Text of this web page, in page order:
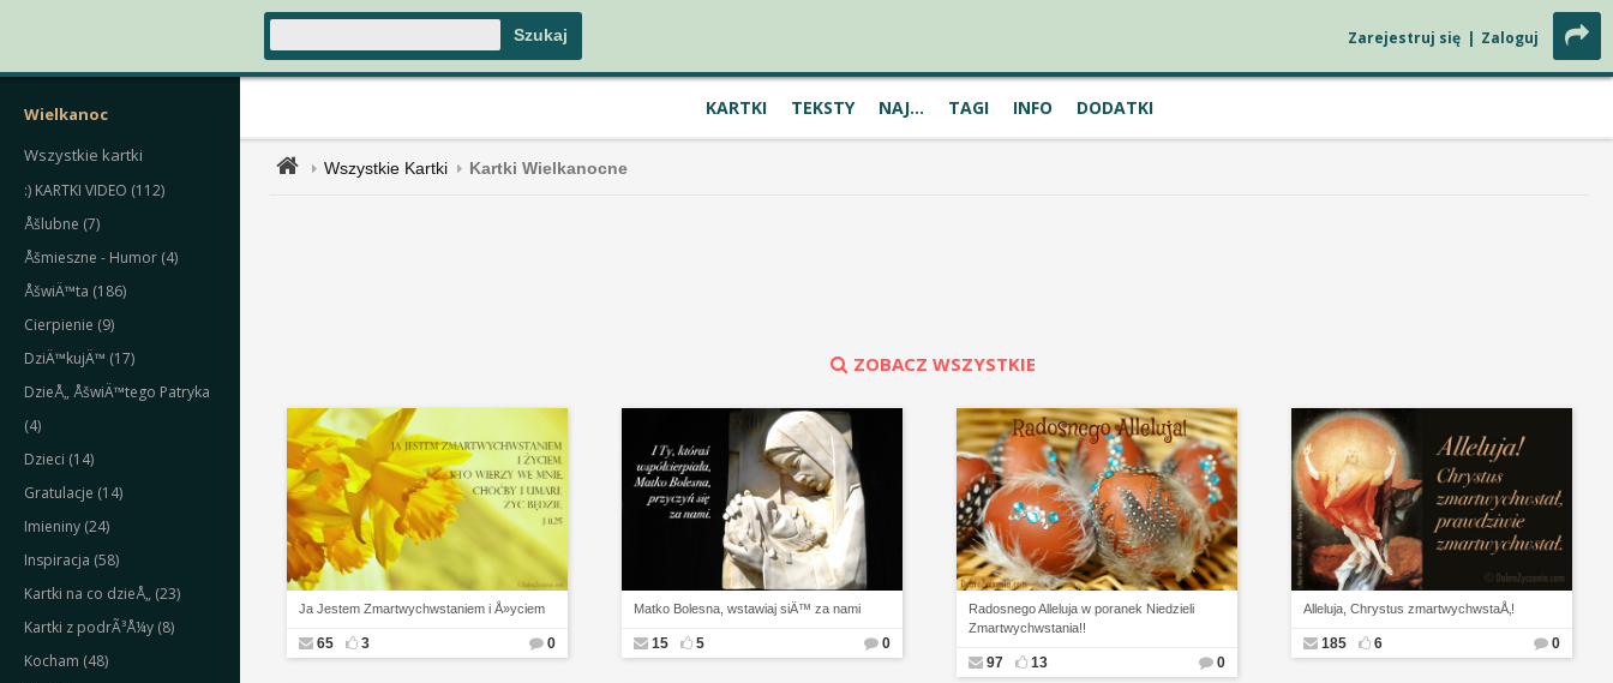
Zarejestruj się | Zaloguj
KARTKI TEKSTY NAJ... TAGI INFO DODATKI
Wielkanoc
Wszystkie kartki
:) KARTKI VIDEO (112)
Åšlubne (7)
Åšmieszne - Humor (4)
ÅšwiÄ™ta (186)
Cierpienie (9)
DziÄ™kujÄ™ (17)
DzieÅ„ ÅšwiÄ™tego Patryka
(4)
Dzieci (14)
Gratulacje (14)
Imieniny (24)
Inspiracja (58)
Kartki na co dzieÅ„ (23)
Kartki z podrÃ³Å¼y (8)
Kocham (48)
Wszystkie Kartki Kartki Wielkanocne
ZOBACZ WSZYSTKIE
Ja Jestem Zmartwychwstaniem i Å»yciem
65 3 0
Matko Bolesna, wstawiaj siÄ™ za nami
15 5 0
Radosnego Alleluja w poranek Niedzieli
Zmartwychwstania!!
97 13 0
Alleluja, Chrystus zmartwychwstaÅ‚!
185 6 0